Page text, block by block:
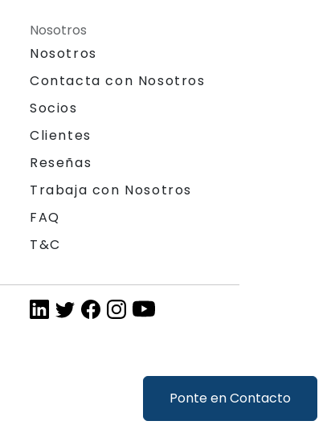
Ponte en Contacto
Nosotros
Nosotros
Contacta con Nosotros
Socios
Clientes
Reseñas
Trabaja con Nosotros
FAQ
T&C